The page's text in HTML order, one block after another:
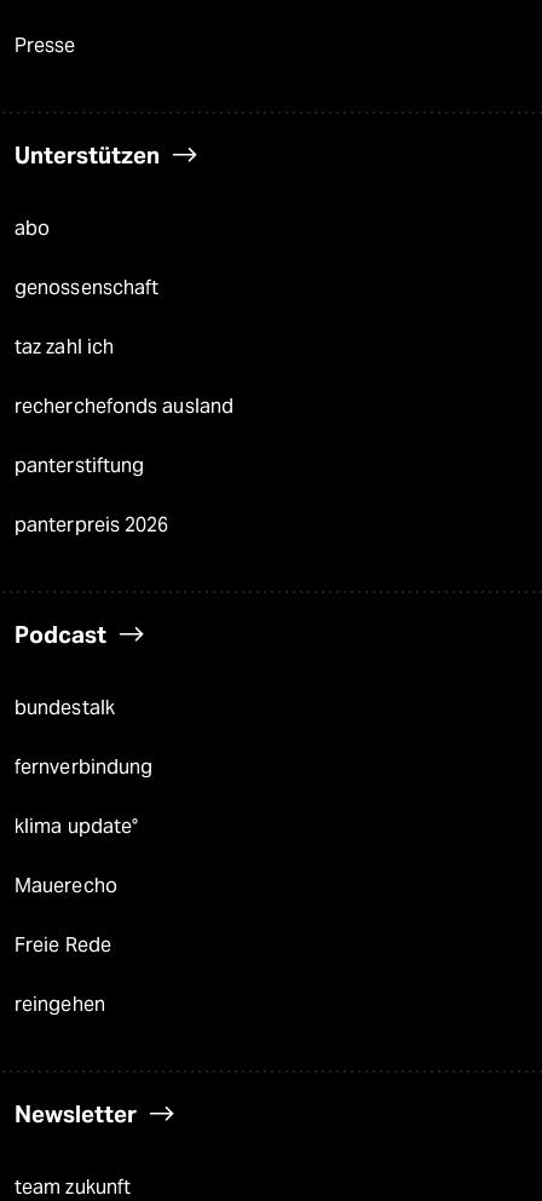
Presse
Unterstützen
abo
genossenschaft
taz zahl ich
recherchefonds ausland
panterstiftung
panterpreis 2026
Podcast
bundestalk
fernverbindung
klima update°
Mauerecho
Freie Rede
reingehen
Newsletter
team zukunft